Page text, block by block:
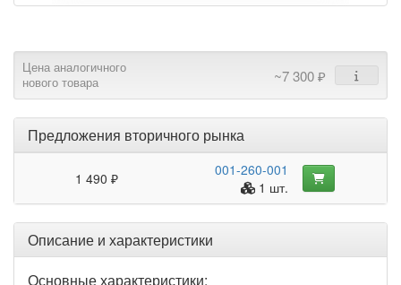
Цена аналогичного
нового товара
~7 300 ₽
Предложения вторичного рынка
1 490 ₽
001-260-001
1 шт.
Описание и характеристики
Основные характеристики: